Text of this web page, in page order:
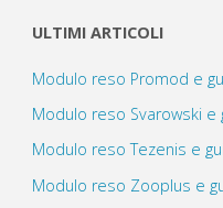
ULTIMI ARTICOLI
Modulo reso Promod e
Modulo reso Svarowski e
Modulo reso Tezenis e
Modulo reso Zooplus e